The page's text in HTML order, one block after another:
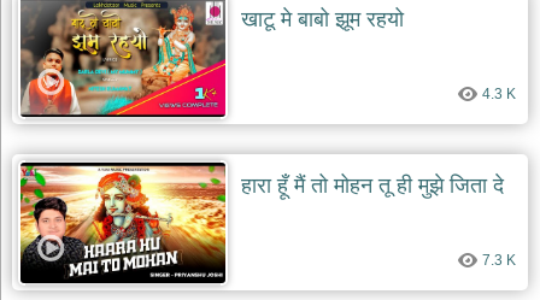
खाटू मे बाबो झूम रहयो
4.3 K
हारा हूँ मैं तो मोहन तू ही मुझे जिता दे
7.3 K